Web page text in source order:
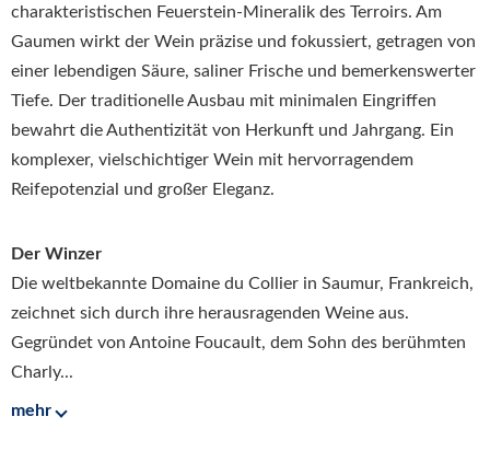
charakteristischen Feuerstein-Mineralik des Terroirs. Am
Gaumen wirkt der Wein präzise und fokussiert, getragen von
einer lebendigen Säure, saliner Frische und bemerkenswerter
Tiefe. Der traditionelle Ausbau mit minimalen Eingriffen
bewahrt die Authentizität von Herkunft und Jahrgang. Ein
komplexer, vielschichtiger Wein mit hervorragendem
Reifepotenzial und großer Eleganz.
Der Winzer
Die weltbekannte Domaine du Collier in Saumur, Frankreich,
zeichnet sich durch ihre herausragenden Weine aus.
Gegründet von Antoine Foucault, dem Sohn des berühmten
Charly...
mehr